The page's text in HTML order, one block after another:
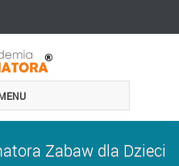
Zabaw dla Dzieci